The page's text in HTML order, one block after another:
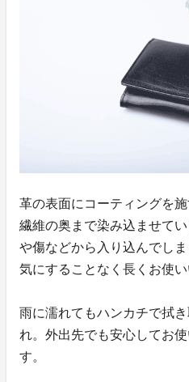
革の表面にコーティングを
繊維の奥まで染み込ませて
や傷などから入り込んでし
気にすることなく長くお使い
雨に濡れてもハンカチで拭
れ。外出先でも安心してお
す。